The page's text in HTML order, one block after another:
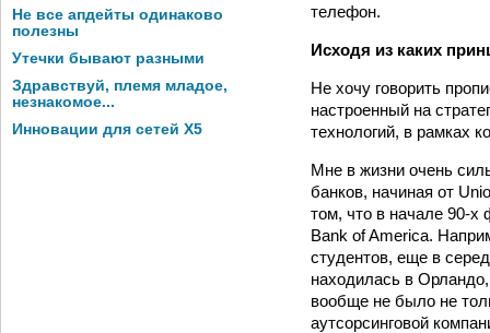
Не все апдейты одинаково
полезны
Утечки бывают разными
Здравствуй, племя младое,
незнакомое...
Инновации для сетей X5
телефон.
Исходя из каких
Не хочу говорить
настроенный на
технологий, в рамках
Мне в жизни очень
банков, начиная от
том, что в начале 90-х
Bank of America.
студентов, еще в
находилась в
вообще не было не
аутсорсинговой